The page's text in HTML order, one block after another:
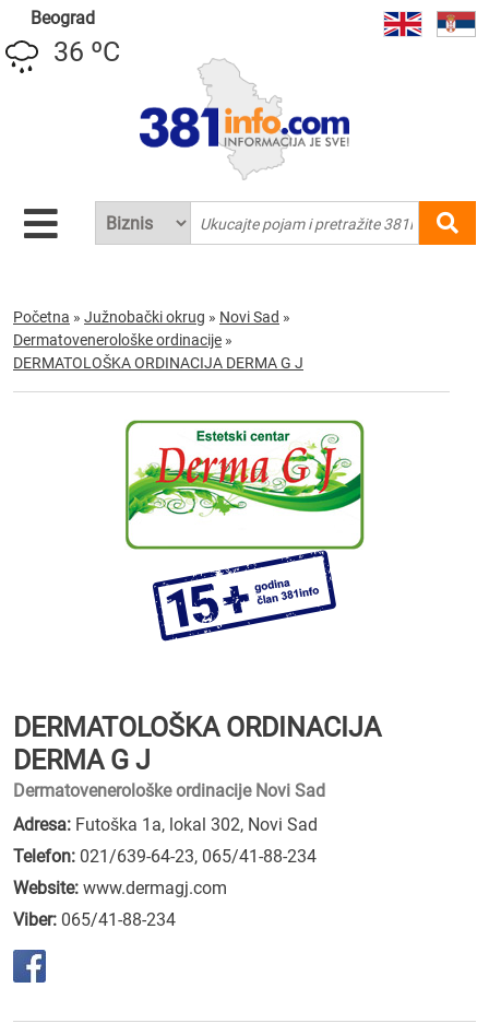
Beograd
36 ºC
Početna » Južnobački okrug » Novi Sad »
Dermatovenerološke ordinacije »
DERMATOLOŠKA ORDINACIJA DERMA G J
DERMATOLOŠKA ORDINACIJA
DERMA G J
Dermatovenerološke ordinacije Novi Sad
Adresa: Futoška 1a, lokal 302, Novi Sad
Telefon: 021/639-64-23, 065/41-88-234
Website: www.dermagj.com
Viber: 065/41-88-234